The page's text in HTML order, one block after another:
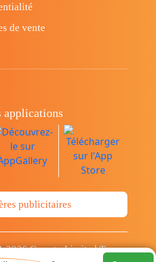
de vente
applications
publicitaires
Cava.tn Limited Tous